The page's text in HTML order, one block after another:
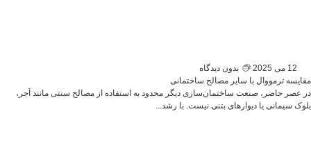
12 می 2025
بدون دیدگاه
مقایسه ترمووال با سایر مصالح ساختمانی
در عصر حاضر، صنعت ساختمان‌سازی دیگر محدود به استفاده از مصالح سنتی مانند آجر،
بلوک سیمانی یا دیوارهای بتنی نیست. با رشد...